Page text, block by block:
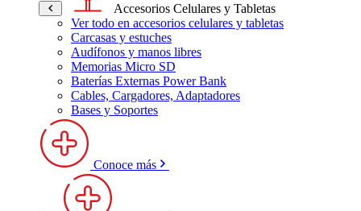
Accesorios Celulares y Tabletas
Ver todo en accesorios celulares y tabletas
Carcasas y estuches
Audífonos y manos libres
Memorias Micro SD
Baterías Externas Power Bank
Cables, Cargadores, Adaptadores
Bases y Soportes
Conoce más